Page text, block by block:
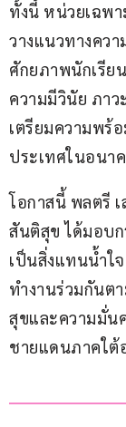
ทั้งนี้ หน่วยเฉพ
วางแนวทางคว
ศักยภาพนักเรีย
ความมีวินัย ภา
เตรียมความพร้
ประเทศในอนา
โอกาสนี้ พลตรี
สันติสุข ได้มอบก
เป็นสิ่งแทนน้ำใ
ทำงานร่วมกันต
สุขและความมั่น
ชายแดนภาคใต้